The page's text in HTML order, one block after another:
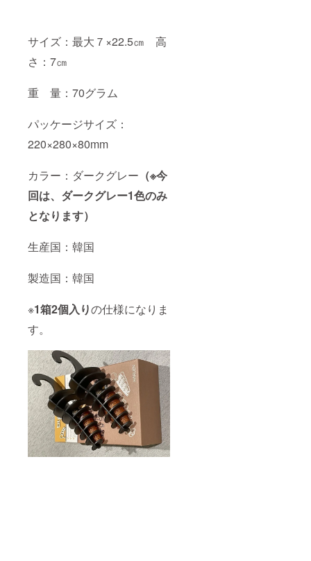
サイズ：最大７×22.5㎝ 高
さ：7㎝
重 量：70グラム
パッケージサイズ：
220×280×80mm
カラー：ダークグレー （※今
回は、ダークグレー1色のみ
となります）
生産国：韓国
製造国：韓国
※1箱2個入りの仕様になりま
す。